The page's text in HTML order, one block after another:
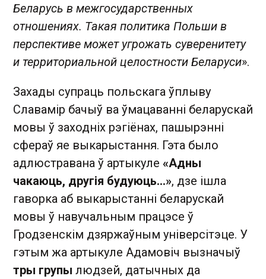
Беларусь в межгосударственных
отношениях. Такая политика Польши в
перспективе может угрожать суверенитету
и территориальной целостности Беларуси».
Захады супраць польскага ўплыву
Славамір бачыў ва ўмацаванні беларускай
мовы ў заходніх рэгіёнах, пашырэнні
сфераў яе выкарыстання. Гэта было
адлюстравана ў артыкуле «Адны
чакаюць, другія будуюць…», дзе ішла
гаворка аб выкарыстанні беларускай
мовы ў навучальным працэсе ў
Гродзенскім дзяржаўным універсітэце. У
гэтым жа артыкуле Адамовіч вызначыў
тры групы людзей, датычных да